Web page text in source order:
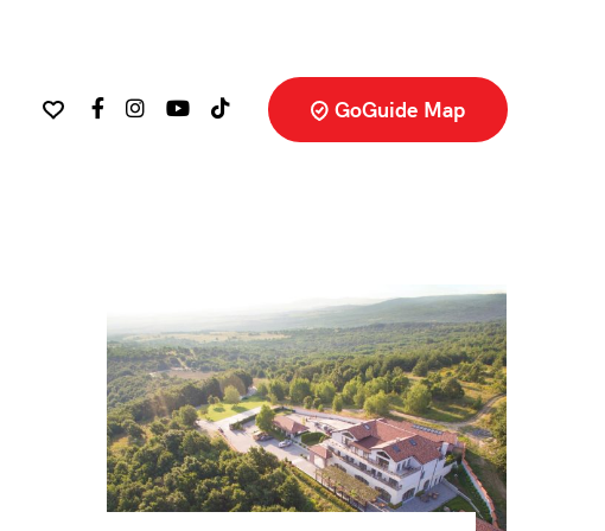
GoGuide Map